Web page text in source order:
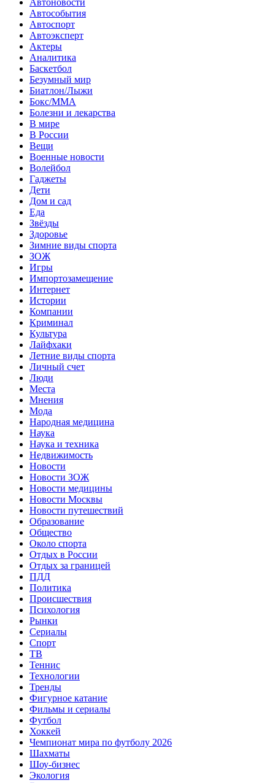
Автособытия
Автоспорт
Автоэксперт
Актеры
Аналитика
Баскетбол
Безумный мир
Биатлон/Лыжи
Бокс/MMA
Болезни и лекарства
В мире
В России
Вещи
Военные новости
Волейбол
Гаджеты
Дети
Дом и сад
Еда
Звёзды
Здоровье
Зимние виды спорта
ЗОЖ
Игры
Импортозамещение
Интернет
Истории
Компании
Криминал
Культура
Лайфхаки
Летние виды спорта
Личный счет
Люди
Места
Мнения
Мода
Народная медицина
Наука
Наука и техника
Недвижимость
Новости
Новости ЗОЖ
Новости медицины
Новости Москвы
Новости путешествий
Образование
Общество
Около спорта
Отдых в России
Отдых за границей
ПДД
Политика
Происшествия
Психология
Рынки
Сериалы
Спорт
ТВ
Теннис
Технологии
Тренды
Фигурное катание
Фильмы и сериалы
Футбол
Хоккей
Чемпионат мира по футболу 2026
Шахматы
Шоу-бизнес
Экология